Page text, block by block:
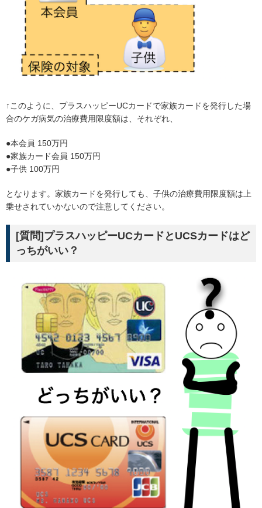
↑このように、プラスハッピーUCカードで家族カードを発行した場
合のケガ病気の治療費用限度額は、それぞれ、
●本会員 150万円
●家族カード会員 150万円
●子供 100万円
となります。家族カードを発行しても、子供の治療費用限度額は上
乗せされていかないので注意してください。
[質問]プラスハッピーUCカードとUCSカードはど
っちがいい？